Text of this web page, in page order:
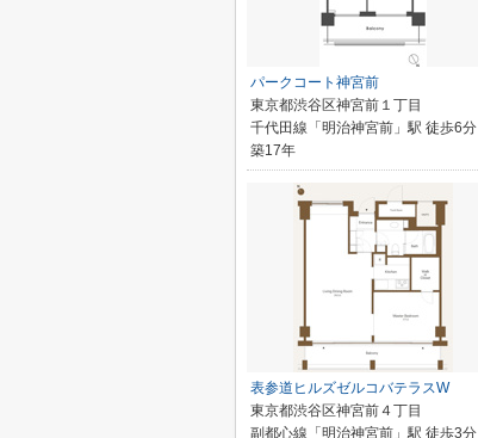
パークコート神宮前
東京都渋谷区神宮前１丁目
千代田線「明治神宮前」駅 徒歩6分
築17年
表参道ヒルズゼルコバテラスW
東京都渋谷区神宮前４丁目
副都心線「明治神宮前」駅 徒歩3分